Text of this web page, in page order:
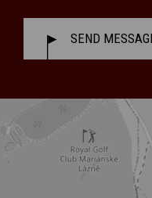
SEND